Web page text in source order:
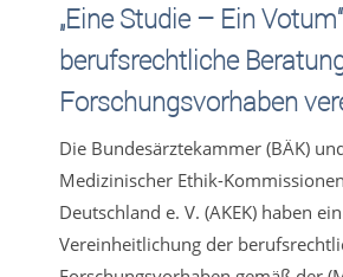
„Eine Studie – Ein
berufsrechtliche
Forschungsvorhaben
Die Bundesärztekammer (BÄK)
Medizinischer Ethik-
Deutschland e. V. (AKEK) haben
Vereinheitlichung der